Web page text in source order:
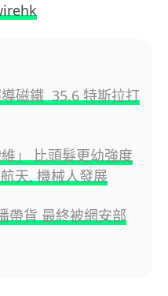
磁鐵 35.6 特斯拉打
」 比頭髮更幼強度
天, 機械人發展
帶貨 最終被網安部